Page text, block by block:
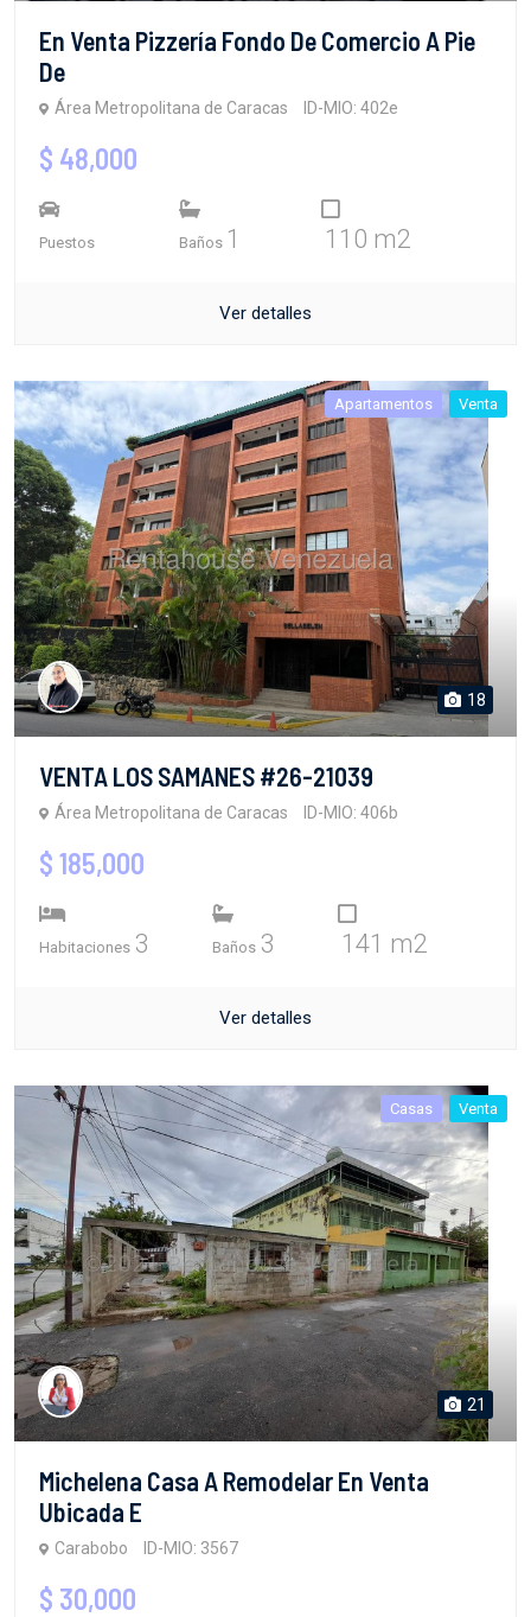
En Venta Pizzería Fondo De Comercio A Pie
De
Área Metropolitana de Caracas ID-MIO: 402e
$ 48,000
Puestos Baños 1 110 m2
Ver detalles
Apartamentos Venta
18
VENTA LOS SAMANES #26-21039
Área Metropolitana de Caracas ID-MIO: 406b
$ 185,000
Habitaciones 3 Baños 3 141 m2
Ver detalles
Casas Venta
21
Michelena Casa A Remodelar En Venta
Ubicada E
Carabobo ID-MIO: 3567
$ 30,000